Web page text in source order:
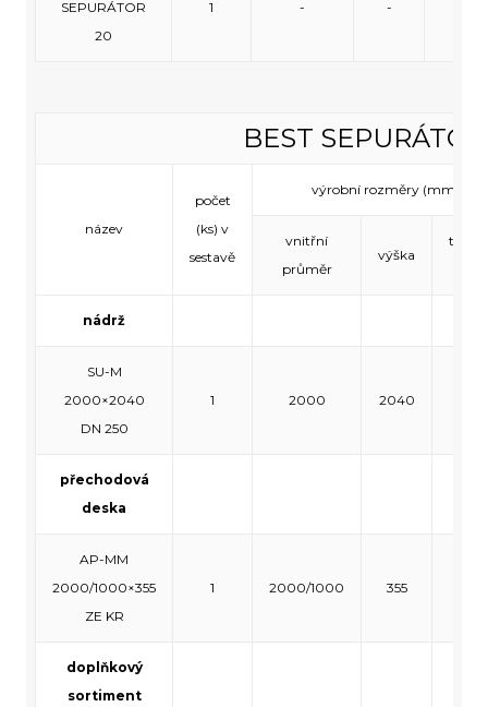
SEPURÁTOR
20
1 - -
BEST
název
počet
(ks) v
sestavě
výrobní rozměry (mm)
vnitřní
průměr
výška
nádrž
SU-M
2000×2040
DN 250
1 2000 2040
přechodová
deska
AP-MM
2000/1000×355
ZE KR
1 2000/1000 355
doplňkový
sortiment